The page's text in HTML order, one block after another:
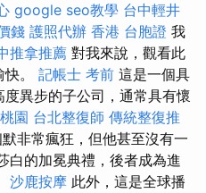
google seo教學 台中輕井
錢 護照代辦 香港 台胞證 我
推拿推薦 對我來說，觀看此
。 記帳士 考前 這是一個具
異步的子公司，通常具有懷
園 台北整復師 傳統整復推
非常瘋狂，但他甚至沒有一
白的加冕典禮，後者成為進
沙鹿按摩 此外，這是全球播